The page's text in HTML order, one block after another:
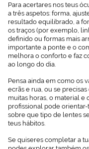
Para acertares nos teus
a três aspetos: forma,
resultado equilibrado, a
os traços (por exemplo,
definido ou formas mais
importante a ponte e o
melhora o conforto e faz
ao longo do dia.
Pensa ainda em como os
ecrãs e rua, ou se
muitas horas, o material e
profissional pode
sobre que tipo de lentes
teus hábitos.
Se quiseres completar a